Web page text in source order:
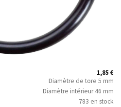
1,85€
Diamètre de tore 5 mm
Diamètre intérieur 46 mm
783 en stock